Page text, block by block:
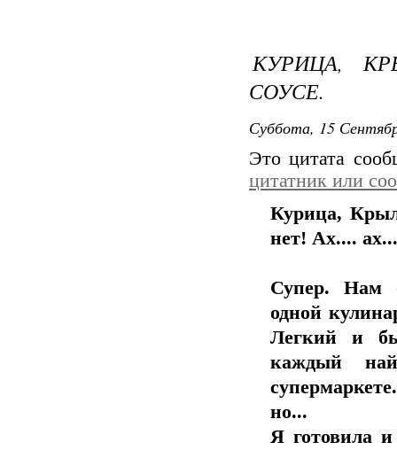
КУРИЦА,
СОУСЕ.
Суббота, 15
Это цитата
цитатник или
Курица,
нет! Ах....
Супер. Нам
одной
Легкий и
каждый
но...
Я готовила